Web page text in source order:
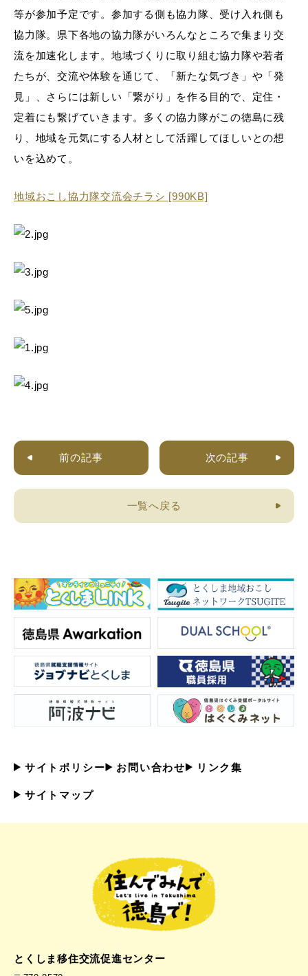
等が参加予定です。参加する側も協力隊、受け入れ側も
協力隊。県下各地の協力隊がいろんなところで集まり交
流を加速化します。地域づくりに取り組む協力隊や若者
たちが、交流や体験を通じて、「新たな気づき」や「発
見」、さらには新しい「繋がり」を作る目的で、定住・
定着にも繋げていきます。多くの協力隊がこの徳島に残
り、地域を元気にする人材として活躍してほしいとの想
いを込めて。
地域おこし協力隊交流会チラシ [990KB]
前の記事 次の記事
一覧へ戻る
サイトポリシー お問い合わせ リンク集
サイトマップ
とくしま移住交流促進センター